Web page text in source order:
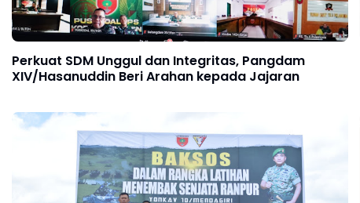
Perkuat SDM Unggul dan Integritas, Pangdam
XIV/Hasanuddin Beri Arahan kepada Jajaran